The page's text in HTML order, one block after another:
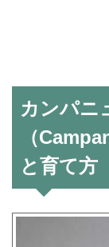
カンパニ
（
と育て方